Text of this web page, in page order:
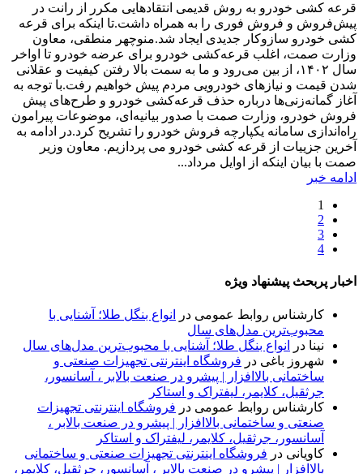
قرعه کشی خودرو به روش قدیمی انتقادهایی مکرر از رانت در
پیش‌فروش و فروش فوری را به همراه داشت.تا اینکه برای قرعه
کشی خودرو سازوکار جدیدی ایجاد شد.منوچهر منطقی، معاون
وزارت صمت، اغلب قرعه‌کشی‌ خودرو برای عرضه خودرو تا اواخر
سال ۱۴۰۲، از بین می‌رود و ما به سمت بالا رفتن کیفیت و عقلانی
شدن قیمت و نیازهای خودرویی مردم پیش خواهیم رفت.با توجه به
آغاز گمانه‌زنی‌ها درباره حذف قرعه‌کشی‌ خودرو و طرح‌های پیش
فروش خودرو، وزارت صمت با صدور بیانیه‌ای، موضوعات پیرامون
راه‌اندازی سامانه یکپارچه فروش خودرو را تشریح کرد.در ادامه به
آخرین جزییات از قرعه کشی خودرو می پردازیم. معاون وزیر
صمت با بیان اینکه از اوایل مرداد...
ادامه خبر
1
2
3
4
اخبار پربحث پیشنهاد ویژه
کارشناس روابط عمومی در
انواع بنگل طلا؛ آشنایی با
محبوب‌ترین مدل‌های سال
نینا در
انواع بنگل طلا؛ آشنایی با محبوب‌ترین مدل‌های سال
شهروز باغی در فروشگاه اینترنتی تجهیزات صنعتی و
ساختمانی بالاافزار | پیشرو در صنعت بالابر ، آسانسور،
جرثقیل، کلایمر، لیفتراک و استاکر
کارشناس روابط عمومی در فروشگاه اینترنتی تجهیزات
صنعتی و ساختمانی بالاافزار | پیشرو در صنعت بالابر ،
آسانسور، جرثقیل، کلایمر، لیفتراک و استاکر
کاویانی در فروشگاه اینترنتی تجهیزات صنعتی و ساختمانی
بالاافزار | پیشرو در صنعت بالابر ، آسانسور، جرثقیل، کلایمر،